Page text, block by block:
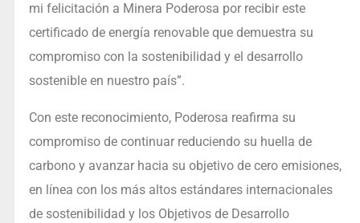
mi felicitación a Minera Poderosa por recibir este
certificado de energía renovable que demuestra su
compromiso con la sostenibilidad y el desarrollo
sostenible en nuestro país”.
Con este reconocimiento, Poderosa reafirma su
compromiso de continuar reduciendo su huella de
carbono y avanzar hacia su objetivo de cero emisiones,
en línea con los más altos estándares internacionales
de sostenibilidad y los Objetivos de Desarrollo